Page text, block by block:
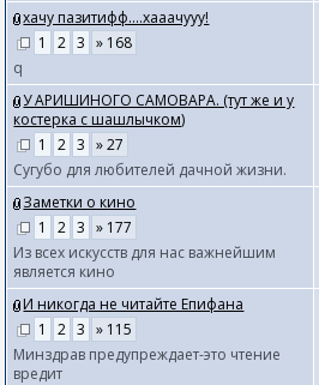
хачу пазитифф....хааачууу!
1
2 3
» 168
q
У АРИШИНОГО САМОВАРА. (тут же и у
костерка с шашлычком)
1
2 3
» 27
Сугубо для любителей дачной жизни.
Заметки о кино
1
2 3
» 177
Из всех искусств для нас важнейшим
является кино
И никогда не читайте Епифана
1
2 3
» 115
Минздрав предупреждает-это чтение
вредит